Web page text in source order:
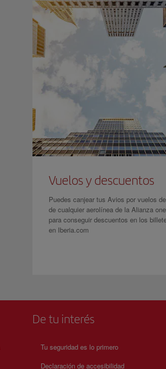
Vuelos y descuentos
Puedes canjear tus Avios por vuelos
de cualquier aerolínea de la Alianza
para conseguir descuentos en los
en Iberia.com
De tu interés
Tu seguridad es lo primero
Declaración de accesibilidad